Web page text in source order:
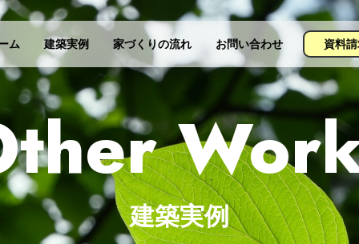
ム 建築実例 家づくりの流れ お問い合わせ 資料
建築実例